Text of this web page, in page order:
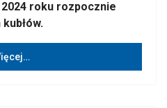
roku rozpocznie